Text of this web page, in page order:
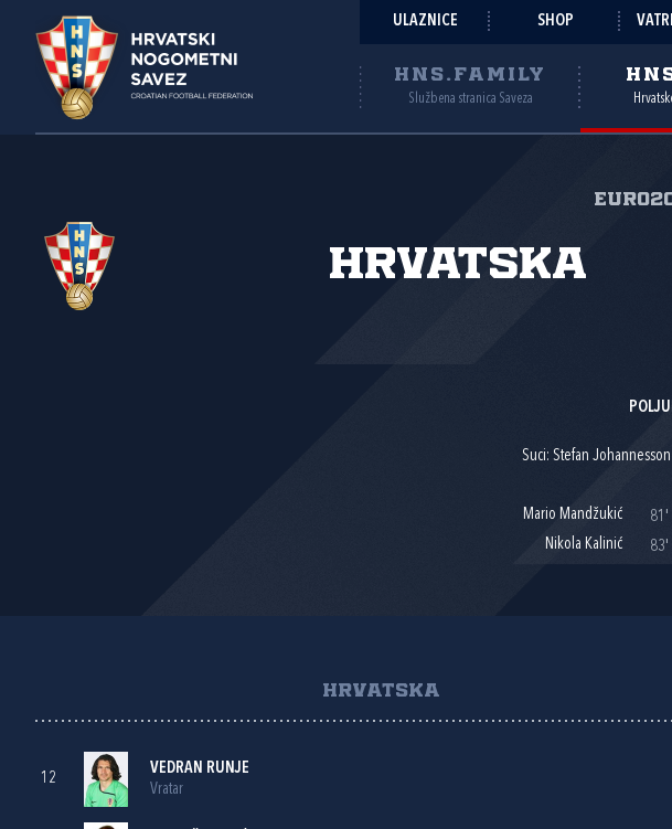
ULAZNICE SHOP
HNS.FAMILY
Službena stranica Saveza
Hrvatska
Suci: Stefan
Mario Mandžukić
81'
Nikola Kalinić
83'
HRVATSKA
12
VEDRAN RUNJE
Vratar